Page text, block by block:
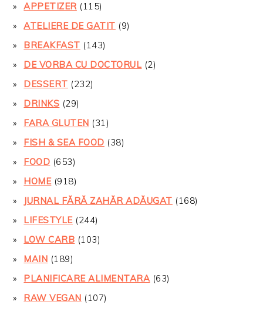
APPETIZER(115)
ATELIERE DE GATIT (9)
BREAKFAST (143)
DE VORBA CU DOCTORUL (2)
DESSERT (232)
DRINKS (29)
FARA GLUTEN (31)
FISH & SEA FOOD (38)
FOOD (653)
HOME(918)
JURNAL FĂRĂ ZAHĂR ADĂUGAT (168)
LIFESTYLE(244)
LOW CARB (103)
MAIN (189)
PLANIFICARE ALIMENTARA(63)
RAW VEGAN (107)